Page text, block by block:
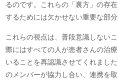
るのです。これらの「裏方」の存
するためには欠かせない重要な部分
これらの視点は、普段意識しない
際にはすべての人が患者さんの治
いることを再認識させてくれまし
のメンバーが協力し合い、連携を